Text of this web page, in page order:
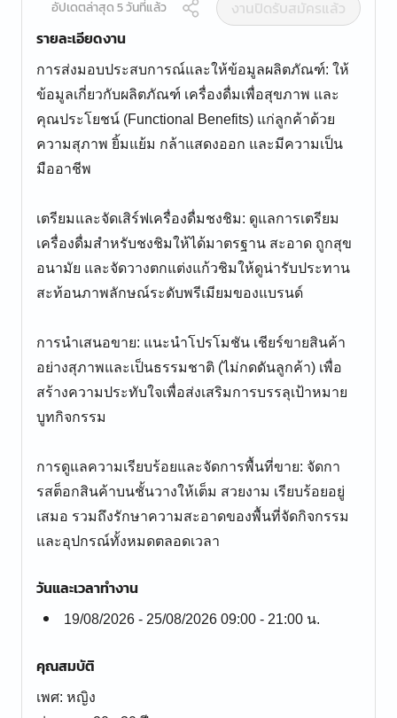
อัปเดตล่าสุด 5 วันที่แล้ว
งานปิดรับสมัครแล้ว
รายละเอียดงาน
การส่งมอบประสบการณ์และให้ข้อมูลผลิตภัณฑ์: ให้
ข้อมูลเกี่ยวกับผลิตภัณฑ์ เครื่องดื่มเพื่อสุขภาพ และ
คุณประโยชน์ (Functional Benefits) แก่ลูกค้าด้วย
ความสุภาพ ยิ้มแย้ม กล้าแสดงออก และมีความเป็น
มืออาชีพ
เตรียมและจัดเสิร์ฟเครื่องดื่มชงชิม: ดูแลการเตรียม
เครื่องดื่มสำหรับชงชิมให้ได้มาตรฐาน สะอาด ถูกสุข
อนามัย และจัดวางตกแต่งแก้วชิมให้ดูน่ารับประทาน
สะท้อนภาพลักษณ์ระดับพรีเมียมของแบรนด์
การนำเสนอขาย: แนะนำโปรโมชัน เชียร์ขายสินค้า
อย่างสุภาพและเป็นธรรมชาติ (ไม่กดดันลูกค้า) เพื่อ
สร้างความประทับใจเพื่อส่งเสริมการบรรลุเป้าหมาย
บูทกิจกรรม
การดูแลความเรียบร้อยและจัดการพื้นที่ขาย: จัดกา
รสต็อกสินค้าบนชั้นวางให้เต็ม สวยงาม เรียบร้อยอยู่
เสมอ รวมถึงรักษาความสะอาดของพื้นที่จัดกิจกรรม
และอุปกรณ์ทั้งหมดตลอดเวลา
วันและเวลาทำงาน
19/08/2026 - 25/08/2026 09:00 - 21:00 น.
คุณสมบัติ
เพศ: หญิง